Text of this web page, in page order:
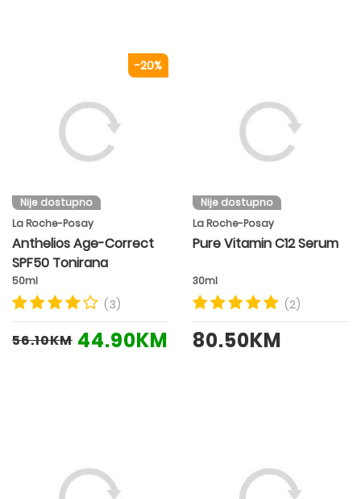
-20%
Nije dostupno
La Roche-Posay
Anthelios Age-Correct
SPF50 Tonirana
50ml
(3)
56.10KM 44.90KM
Nije dostupno
La Roche-Posay
Pure Vitamin C12 Serum
30ml
(2)
80.50KM